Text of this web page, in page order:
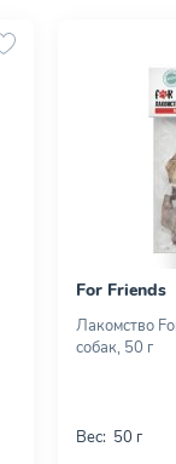
For Friends
Лакомство
собак, 50 г
Вес: 50 г